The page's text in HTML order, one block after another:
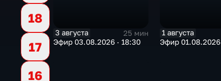
18
17
16
3 августа
25 мин
Эфир 03.08.2026 · 18:30
1 августа
Эфир 01.08.2026